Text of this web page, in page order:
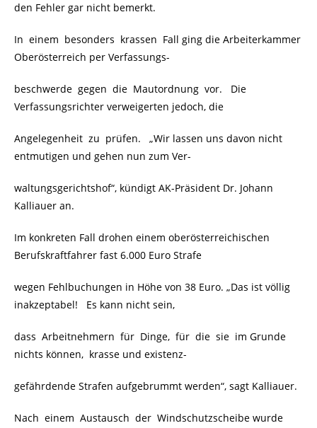
den Fehler gar nicht bemerkt.
In einem besonders krassen Fall ging die Arbeiterkammer
Oberösterreich per Verfassungs-
beschwerde gegen die Mautordnung vor. Die
Verfassungsrichter verweigerten jedoch, die
Angelegenheit zu prüfen. „Wir lassen uns davon nicht
entmutigen und gehen nun zum Ver-
waltungsgerichtshof“, kündigt AK-Präsident Dr. Johann
Kalliauer an.
Im konkreten Fall drohen einem oberösterreichischen
Berufskraftfahrer fast 6.000 Euro Strafe
wegen Fehlbuchungen in Höhe von 38 Euro. „Das ist völlig
inakzeptabel! Es kann nicht sein,
dass Arbeitnehmern für Dinge, für die sie im Grunde
nichts können, krasse und existenz-
gefährdende Strafen aufgebrummt werden“, sagt Kalliauer.
Nach einem Austausch der Windschutzscheibe wurde